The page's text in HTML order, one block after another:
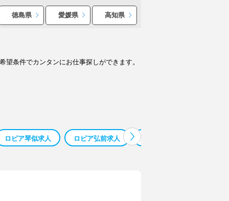
徳島県 愛媛県 高知県
条件でカンタンにお仕事探しができます。
ロピア琴似求人 ロピア弘前求人